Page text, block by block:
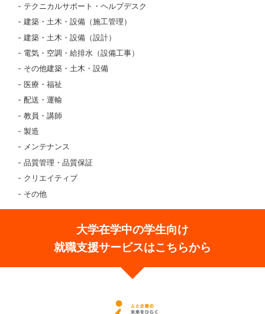
テクニカルサポート・ヘルプデスク
建築・土木・設備（施工管理）
建築・土木・設備（設計）
電気・空調・給排水（設備工事）
その他建築・土木・設備
医療・福祉
配送・運輸
教員・講師
製造
メンテナンス
品質管理・品質保証
クリエイティブ
その他
大学在学中の学生向け
就職支援サービスはこちらから